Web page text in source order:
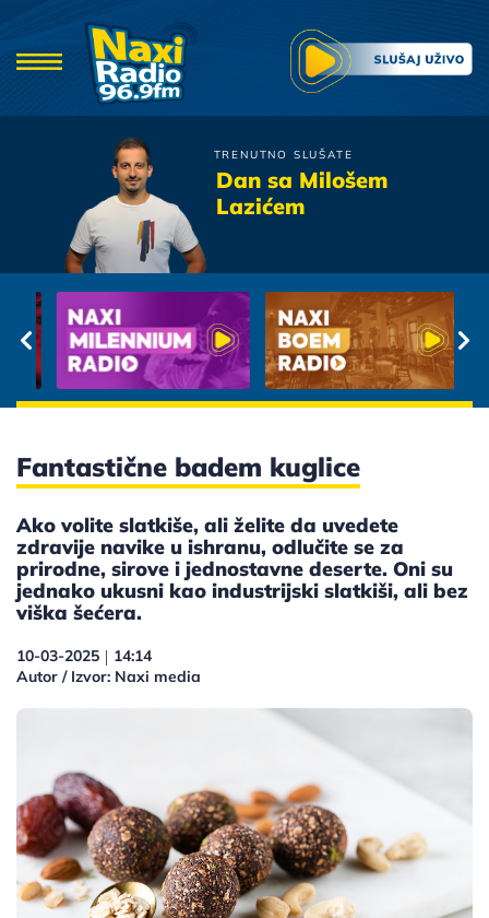
TRENUTNO SLUŠATE
Dan sa Milošem
Lazićem
Dino Dvornik
Fantastične badem kuglice
Ako volite slatkiše, ali želite da uvedete
zdravije navike u ishranu, odlučite se za
prirodne, sirove i jednostavne deserte. Oni su
jednako ukusni kao industrijski slatkiši, ali bez
viška šećera.
10-03-2025 | 14:14
Autor / Izvor: Naxi media